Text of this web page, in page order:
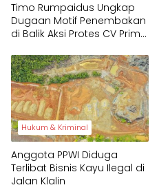
Timo Rumpaidus Ungkap
Dugaan Motif Penembakan
di Balik Aksi Protes CV Prima
Hukum & Kriminal
Anggota PPWI Diduga
Terlibat Bisnis Kayu Ilegal di
Jalan Klalin